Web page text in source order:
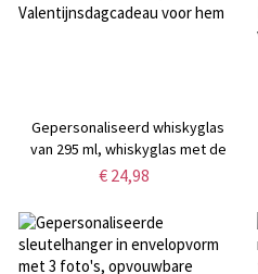
Gepersonaliseerd whiskyglas
van 295 ml, whiskyglas met de
tekst "I Love Your Face Between
een stel, Valentijnsdagcadeau
voor hem
€ 24,98